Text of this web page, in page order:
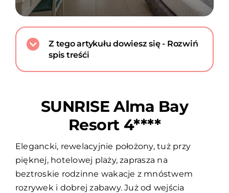
Z tego artykułu dowiesz się - Rozwiń
spis treśći
SUNRISE Alma Bay
Resort 4****
Elegancki, rewelacyjnie położony, tuż przy
pięknej, hotelowej plaży, zaprasza na
beztroskie rodzinne wakacje z mnóstwem
rozrywek i dobrej zabawy. Już od wejścia